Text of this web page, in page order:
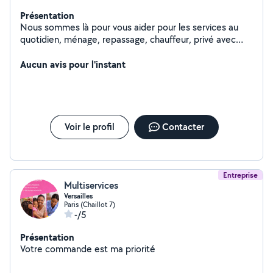
Présentation
Nous sommes là pour vous aider pour les services au
quotidien, ménage, repassage, chauffeur, privé avec
Esthéticienne à couturière, domicile
Aucun avis pour l'instant
Voir le profil Contacter
Entreprise
Multiservices
Versailles
Paris (Chaillot 7)
-/5
Présentation
Votre commande est ma priorité